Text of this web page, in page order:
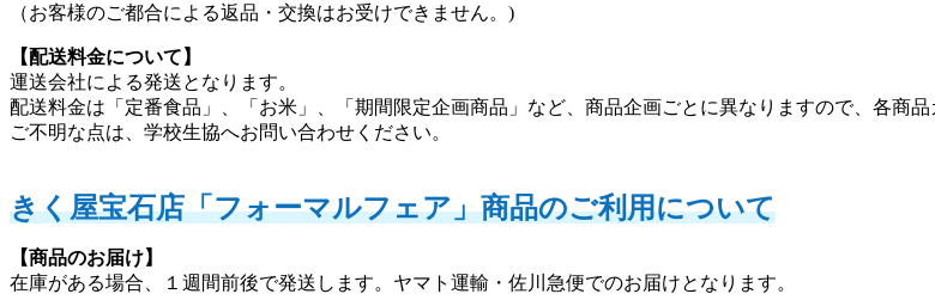
（お客様のご都合による返品・交換はお受けできません。)
【配送料金について】
運送会社による発送となります。
配送料金は「定番食品」、「お米」、「期間限定企画商品」など、商品企画ごとに異なりますので、各商
ご不明な点は、学校生協へお問い合わせください。
きく屋宝石店「フォーマルフェア」商品のご利用について
【商品のお届け】
在庫がある場合、１週間前後で発送します。ヤマト運輸・佐川急便でのお届けとなります。